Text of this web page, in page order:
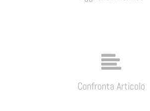
Confronta Articolo